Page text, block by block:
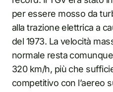
per essere mosso da
alla trazione elettrica a
del 1973. La velocità
normale resta
320 km/h, più che
competitivo con l’aereo